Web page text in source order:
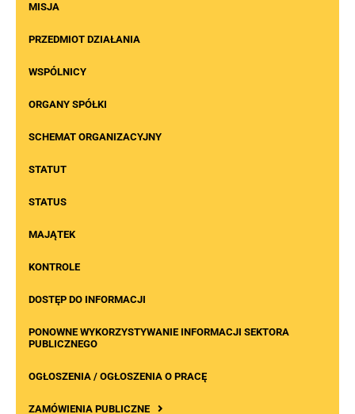
MISJA
PRZEDMIOT DZIAŁANIA
WSPÓLNICY
ORGANY SPÓŁKI
SCHEMAT ORGANIZACYJNY
STATUT
STATUS
MAJĄTEK
KONTROLE
DOSTĘP DO INFORMACJI
PONOWNE WYKORZYSTYWANIE INFORMACJI SEKTORA
PUBLICZNEGO
OGŁOSZENIA / OGŁOSZENIA O PRACĘ
ZAMÓWIENIA PUBLICZNE